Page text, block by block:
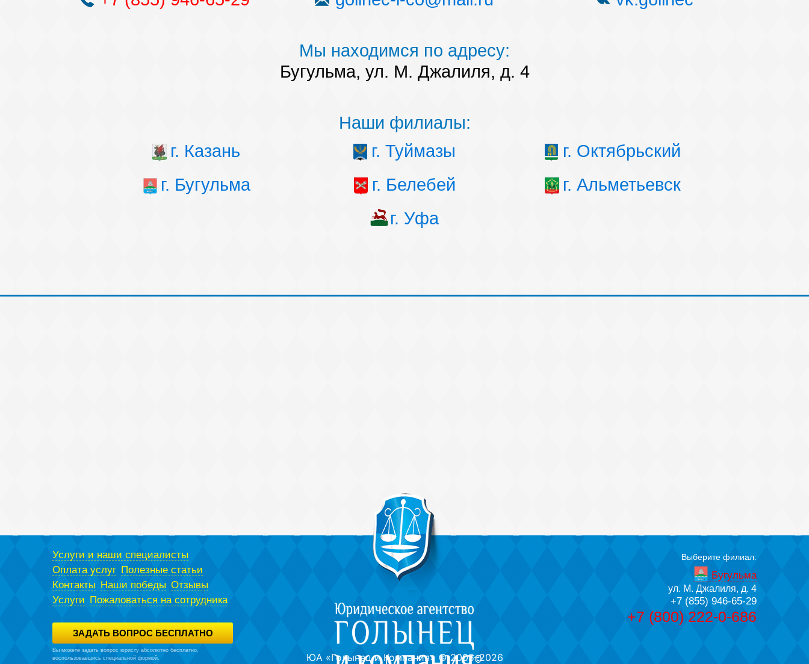
Мы находимся по адресу:
Бугульма, ул. М. Джалиля, д. 4
Наши филиалы:
г. Казань
г. Туймазы
г. Октябрьский
г. Бугульма
г. Белебей
г. Альметьевск
г. Уфа
Услуги и наши специалисты
Оплата услуг Полезные статьи
Контакты Наши победы Отзывы
Услуги Пожаловаться на сотрудника
ЗАДАТЬ ВОПРОС БЕСПЛАТНО
Вы можете задать вопрос юристу абсолютно бесплатно,
воспользовавшись специальной формой.
ЮА «Голынец и Компания»© 2005–2026
Выберите филиал:
Бугульма
ул. М. Джалиля, д. 4
+7 (855) 946-65-29
+7 (800) 222-0-686